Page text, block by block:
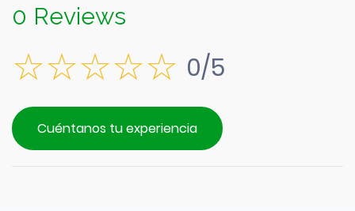
0 Reviews
0/5
Cuéntanos tu experiencia